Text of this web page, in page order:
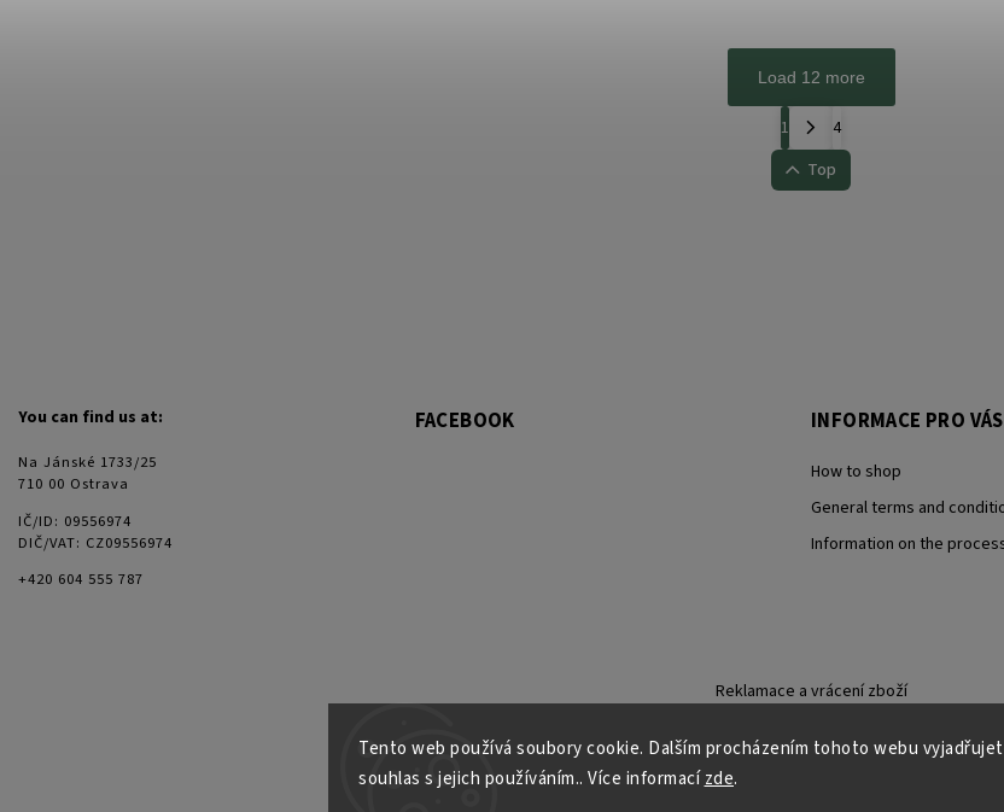
Tento web používá soubory cookie. Dalším procházením tohoto webu
souhlas s jejich používáním.. Více informacízde.
Load 12 more
1
4
Top
You can find us at:
Na Jánské 1733/25
710 00 Ostrava
IČ/ID: 09556974
DIČ/VAT: CZ09556974
+420 604 555 787
FACEBOOK INFORMACE PRO VÁS
How to shop
General terms and
Information on the
Reklamace a vrácení zboží
Copyright 2026